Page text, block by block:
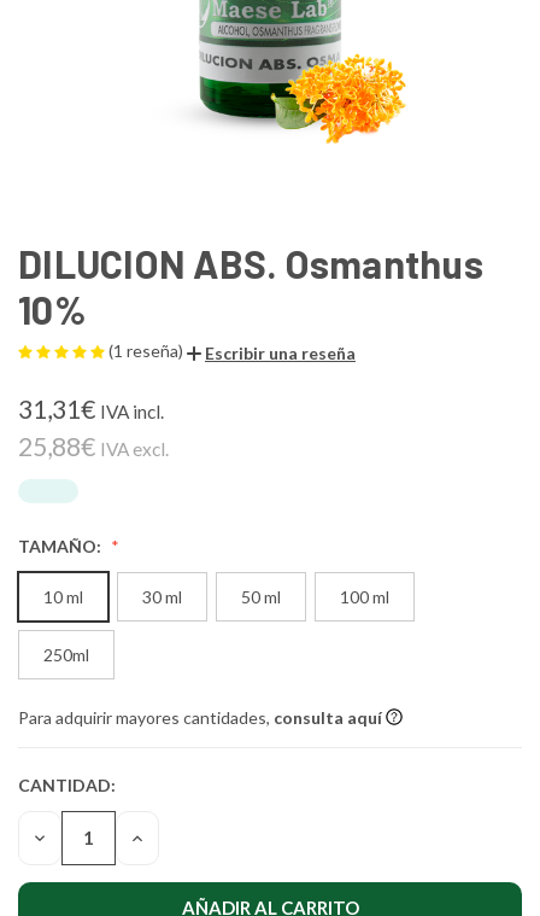
DILUCION ABS. Osmanthus
10%
(1 reseña) Escribir una reseña
31,31€ IVA incl.
25,88€ IVA excl.
TAMAÑO:
10 ml 30 ml 50 ml 100 ml
250ml
Para adquirir mayores cantidades, consulta aquí
CANTIDAD
ACTUAL DE
EXISTENCIAS:
CANTIDAD:
DISMINUIR
CANTIDAD
DE
AUMENTAR
DE
UNDEFINED